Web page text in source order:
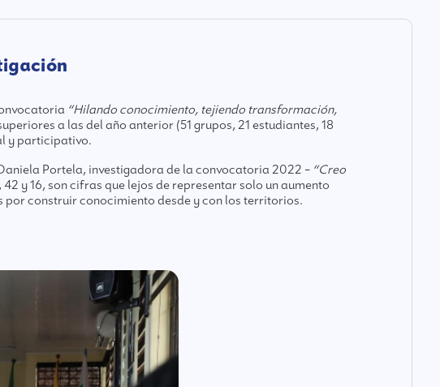
“Hilando conocimiento, tejiendo transformación,
a las del año anterior (51 grupos, 21 estudiantes, 18
y participativo.
Portela, investigadora de la convocatoria 2022 – “Creo
42 y 16, son cifras que lejos de representar solo un aumento
construir conocimiento desde y con los territorios.